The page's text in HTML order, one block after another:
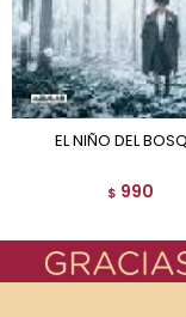
EL NIÑO DEL
$ 990